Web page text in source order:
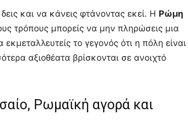
και να κάνεις φτάνοντας εκεί. Η Ρώμη
τρόπους μπορείς να μην πληρώσεις μια
το γεγονός ότι η πόλη είναι
αξιοθέατα βρίσκονται σε ανοιχτό
Ρωμαϊκή αγορά και